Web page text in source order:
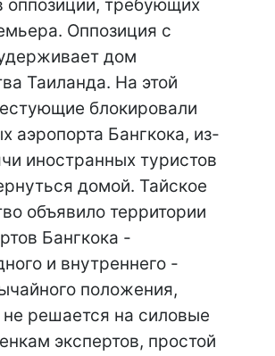
оппозиции, требующих
Оппозиция с
дом
Таиланда. На этой
блокировали
аэропорта Бангкока, из-
иностранных туристов
домой. Тайское
объявило территории
Бангкока -
и внутреннего -
положения,
не решается на силовые
экспертов, простой